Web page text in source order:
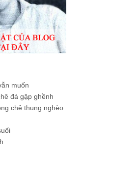
muốn
đá gập ghềnh
chê thung nghèo